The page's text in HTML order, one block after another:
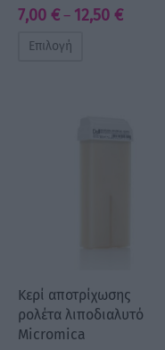
7,00 € – 12,50 €Price
Επιλογή
Κερί αποτρίχωσης
ρολέτα λιποδιαλυτό
Micromica